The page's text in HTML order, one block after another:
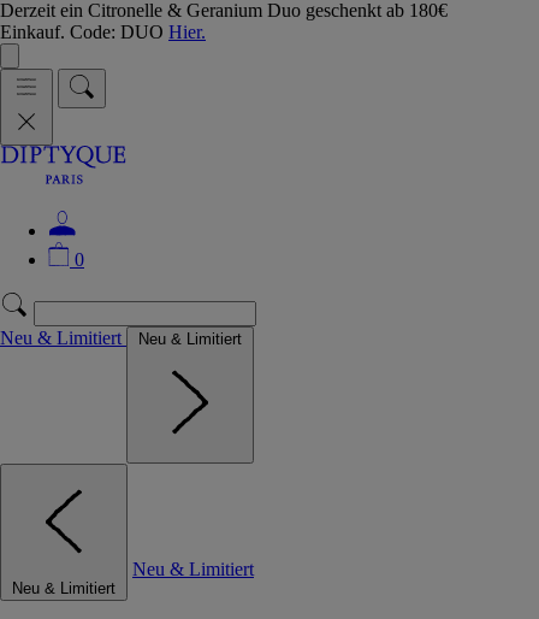
Derzeit ein Citronelle & Geranium Duo geschenkt ab 180€
Einkauf. Code: DUO Hier.
0
Neu & Limitiert Neu & Limitiert
Neu & Limitiert
Neu & Limitiert